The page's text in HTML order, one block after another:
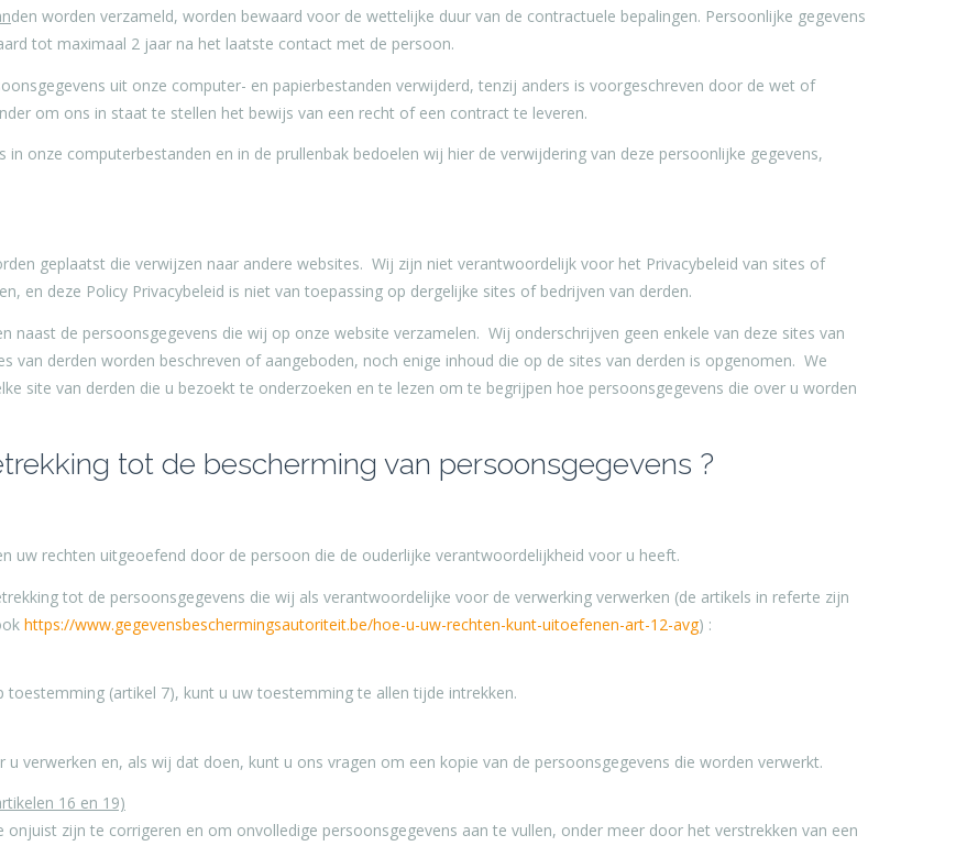
den worden verzameld, worden bewaard voor de wettelijke duur van de contractuele bepalingen. Persoonlijke gegevens
tot maximaal 2 jaar na het laatste contact met de persoon.
uit onze computer- en papierbestanden verwijderd, tenzij anders is voorgeschreven door de wet of
om ons in staat te stellen het bewijs van een recht of een contract te leveren.
in onze computerbestanden en in de prullenbak bedoelen wij hier de verwijdering van deze persoonlijke gegevens,
geplaatst die verwijzen naar andere websites. Wij zijn niet verantwoordelijk voor het Privacybeleid van sites of
en deze Policy Privacybeleid is niet van toepassing op dergelijke sites of bedrijven van derden.
naast de persoonsgegevens die wij op onze website verzamelen. Wij onderschrijven geen enkele van deze sites van
van derden worden beschreven of aangeboden, noch enige inhoud die op de sites van derden is opgenomen. We
site van derden die u bezoekt te onderzoeken en te lezen om te begrijpen hoe persoonsgegevens die over u worden
tot de bescherming van persoonsgegevens ?
uw rechten uitgeoefend door de persoon die de ouderlijke verantwoordelijkheid voor u heeft.
tot de persoonsgegevens die wij als verantwoordelijke voor de verwerking verwerken (de artikels in referte zijn
https://www.gegevensbeschermingsautoriteit.be/hoe-u-uw-rechten-kunt-uitoefenen-art-12-avg) :
toestemming (artikel 7), kunt u uw toestemming te allen tijde intrekken.
verwerken en, als wij dat doen, kunt u ons vragen om een kopie van de persoonsgegevens die worden verwerkt.
16 en 19)
zijn te corrigeren en om onvolledige persoonsgegevens aan te vullen, onder meer door het verstrekken van een